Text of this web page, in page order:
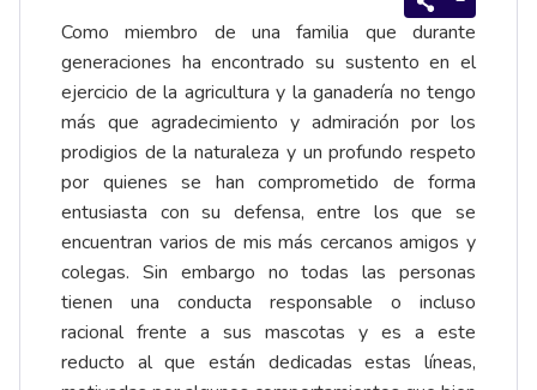
Como miembro de una familia que durante
generaciones ha encontrado su sustento en el
ejercicio de la agricultura y la ganadería no tengo
más que agradecimiento y admiración por los
prodigios de la naturaleza y un profundo respeto
por quienes se han comprometido de forma
entusiasta con su defensa, entre los que se
encuentran varios de mis más cercanos amigos y
colegas. Sin embargo no todas las personas
tienen una conducta responsable o incluso
racional frente a sus mascotas y es a este
reducto al que están dedicadas estas líneas,